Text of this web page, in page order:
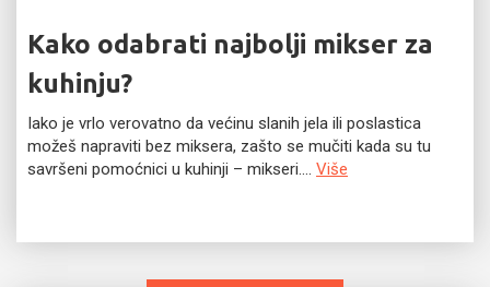
Kako odabrati najbolji mikser za
kuhinju?
Iako je vrlo verovatno da većinu slanih jela ili poslastica
možeš napraviti bez miksera, zašto se mučiti kada su tu
savršeni pomoćnici u kuhinji – mikseri.... Više